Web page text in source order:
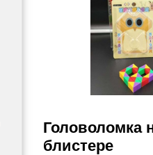
Головоломка
блистере